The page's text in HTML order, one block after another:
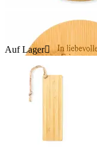
Auf Lager